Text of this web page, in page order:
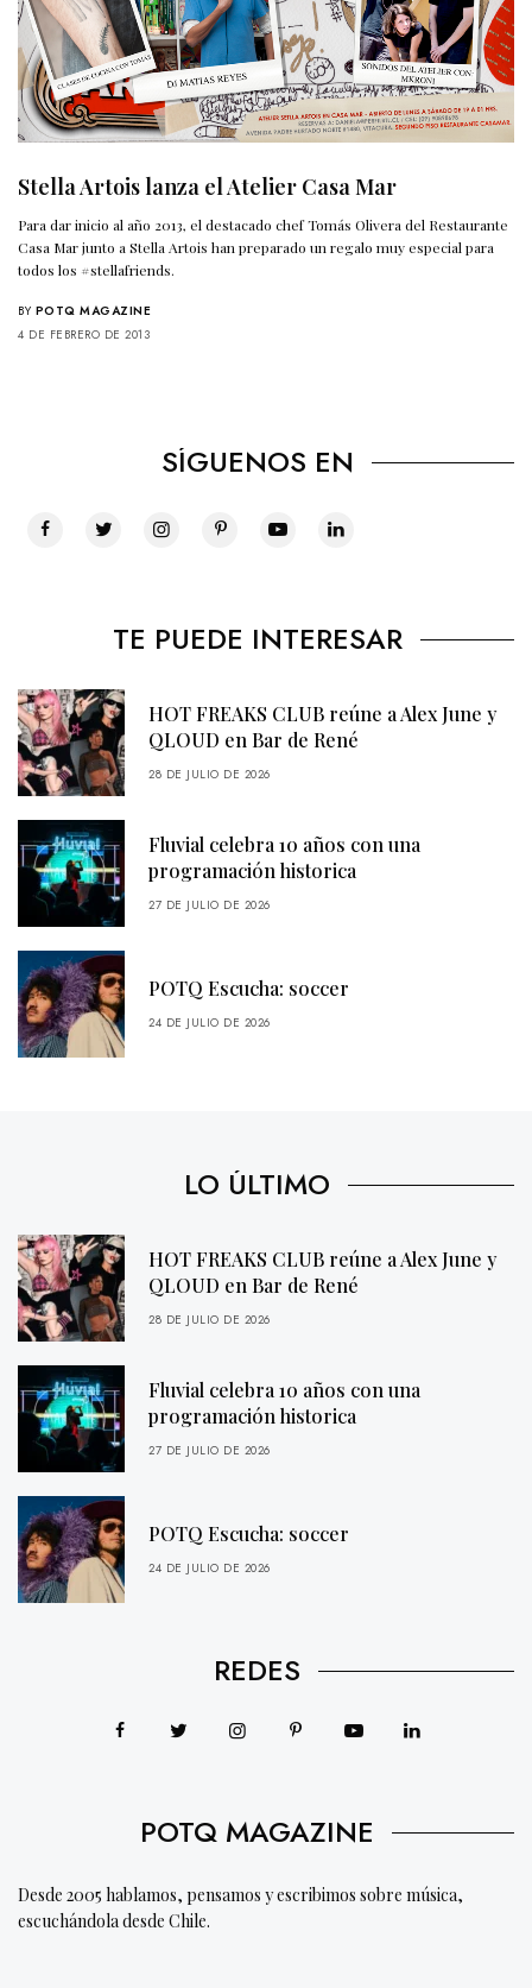
Stella Artois lanza el Atelier Casa Mar
Para dar inicio al año 2013, el destacado chef Tomás Olivera del Restaurante
Casa Mar junto a Stella Artois han preparado un regalo muy especial para
todos los #stellafriends.
BY POTQ MAGAZINE
4 DE FEBRERO DE 2013
SÍGUENOS EN
TE PUEDE INTERESAR
HOT FREAKS CLUB reúne a Alex June y
QLOUD en Bar de René
28 DE JULIO DE 2026
Fluvial celebra 10 años con una
programación historica
27 DE JULIO DE 2026
POTQ Escucha: soccer
24 DE JULIO DE 2026
LO ÚLTIMO
HOT FREAKS CLUB reúne a Alex June y
QLOUD en Bar de René
28 DE JULIO DE 2026
Fluvial celebra 10 años con una
programación historica
27 DE JULIO DE 2026
POTQ Escucha: soccer
24 DE JULIO DE 2026
REDES
POTQ MAGAZINE
Desde 2005 hablamos, pensamos y escribimos sobre música,
escuchándola desde Chile.